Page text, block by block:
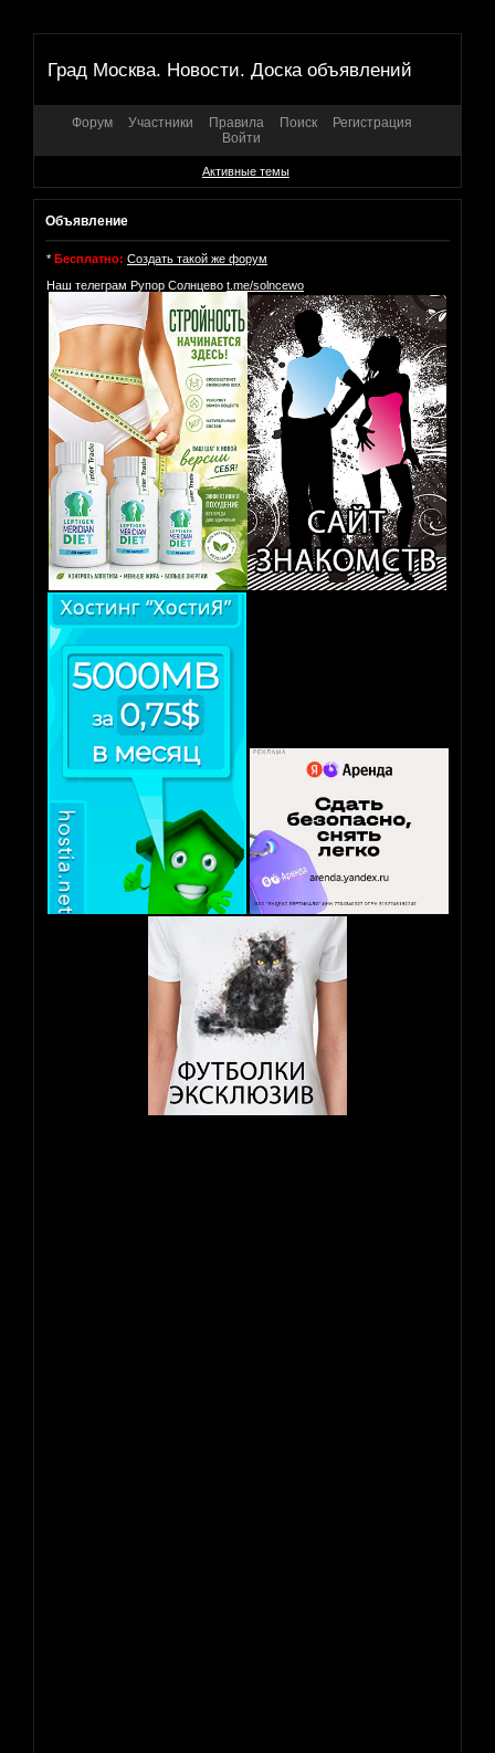
Град Москва. Новости. Доска объявлений
Форум Участники Правила Поиск
Регистрация
Войти
Активные темы
Объявление
* Бесплатно: Создать такой же форум
Наш телеграм Рупор Солнцево t.me/solncewo